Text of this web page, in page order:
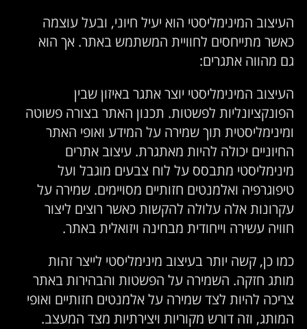
העיצוב המינימליסטי הוא יעיל חיוני, ובעל עוצמה
כאשר מתייחסים לחוויית המשתמש באתר. אך הוא
גם מהווה אתגרים:
העיצוב המינימליסטי יוצר אתגר באיזון שבין
הפונקציונליות לפשטות. תכנון האתר בצורה פשוטה
ומינימליסטית תוך שמירה על המידע ואופי האתר
החיוניים יכולה להיות מאתגרת. עיצוב אתרים
מינימליסטי מתבסס על לוח צבעים מוגבל ועל
טיפוגרפיה ואלמנטים חזותיים מסויימים. שמירה על
עקרונות אלה עלולה להקשות כאשר רוצים ליצור
חוויה עשירה וייחודית מבחינה ויזואלית באתר.
כמו כן, קשה יותר בעיצוב מינימליסטי לייצר זהות
מותג חזקה. השמירה על הפשטות והבהירות באתר
צריכה להיות לצד שמירה על אלמנטים חזותיים ואופי
המותג, וזה דורש מקוריות ויצירתיות מצד המעצב.